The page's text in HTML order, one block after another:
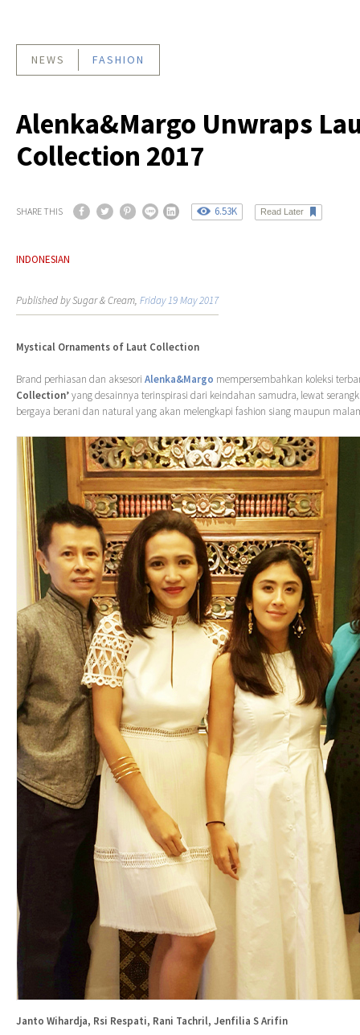
NEWS FASHION
Alenka&Margo Unwraps
Collection 2017
SHARE THIS 6.53K Read Later
INDONESIAN
Published by Sugar & Cream, Friday 19 May 2017
Mystical Ornaments of Laut Collection
Brand perhiasan dan aksesori Alenka&Margo mempersembahkan koleksi
Collection’yang desainnya terinspirasi dari keindahan samudra, lewat
bergaya berani dan natural yang akan melengkapi fashion siang maupun
Janto Wihardja, Rsi Respati, Rani Tachril, Jenfilia S Arifin